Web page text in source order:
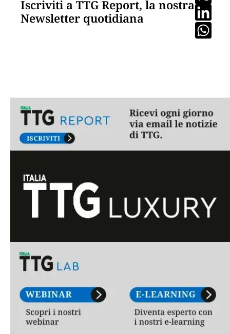
Iscriviti a TTG Report, la nostra
Newsletter quotidiana